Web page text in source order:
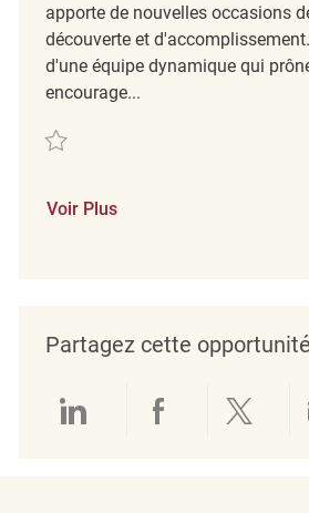
apporte de nouvelles occasions
découverte et
d'une équipe dynamique qui
encourage...
Sauvegarder Retail Department
Voir Plus
Partagez cette opportunité
Partager via LinkedIn
Partager via